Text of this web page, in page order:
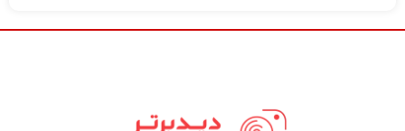
بازار یافته‌اند. این دوربین‌ها با امکان ضبط هم‌زمان